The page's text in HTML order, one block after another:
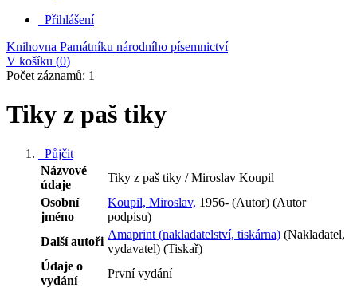
Přihlášení
Knihovna Památníku národního písemnictví
V košíku (0)
Počet záznamů: 1
Tiky z paš tiky
Půjčit
Názvové
údaje
Tiky z paš tiky / Miroslav Koupil
Osobní
jméno
Koupil, Miroslav, 1956- (Autor) (Autor
podpisu)
Další autoři
Amaprint (nakladatelství, tiskárna) (Nakladatel,
vydavatel) (Tiskař)
Údaje o
vydání
První vydání